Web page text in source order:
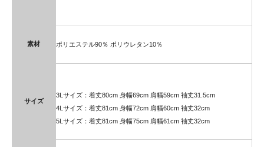
素材 ポリエステル90％ ポリウレタン10％
サイズ
3Lサイズ：着丈80cm 身幅69cm 肩幅59cm 袖丈31.5cm
4Lサイズ：着丈81cm 身幅72cm 肩幅60cm 袖丈32cm
5Lサイズ：着丈81cm 身幅75cm 肩幅61cm 袖丈32cm